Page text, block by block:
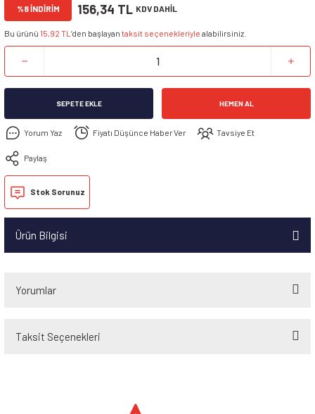
%8 İNDİRİM 156,34 TL KDV DAHİL
Bu ürünü 15,92 TL ’den başlayan taksit seçenekleriyle alabilirsiniz.
SEPETE EKLE HEMEN AL
Yorum Yaz Fiyatı Düşünce Haber Ver Tavsiye Et
Paylaş
Stok Sorunuz
Ürün Bilgisi
Yorumlar
Taksit Seçenekleri